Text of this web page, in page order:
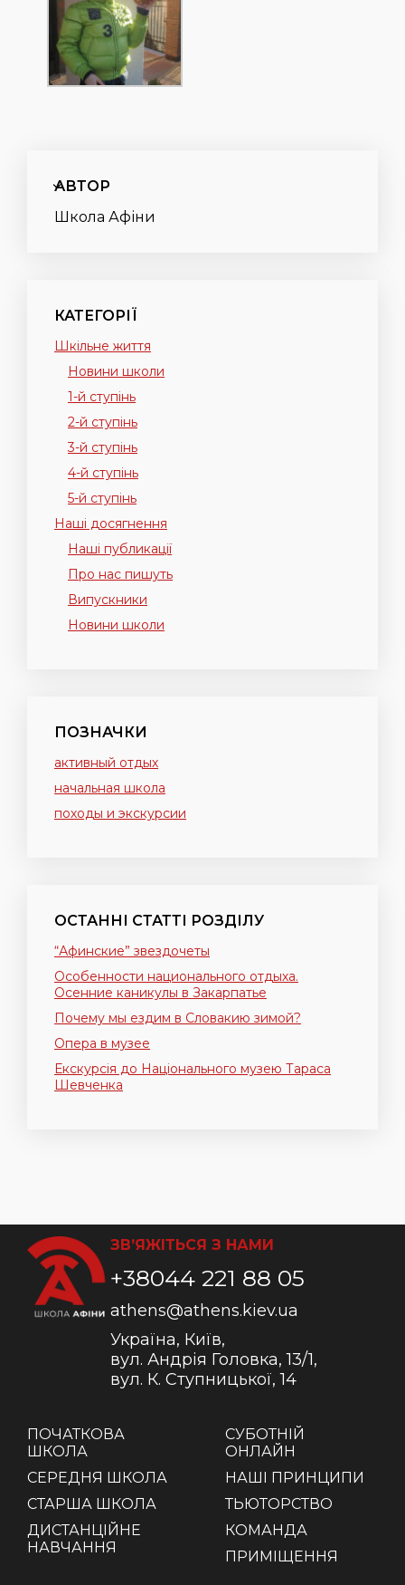
АВТОР
Школа Афіни
КАТЕГОРІЇ
Шкільне життя
Новини школи
1-й ступінь
2-й ступінь
3-й ступінь
4-й ступінь
5-й ступінь
Наші досягнення
Наші публикації
Про нас пишуть
Випускники
Новини школи
ПОЗНАЧКИ
активный отдых
начальная школа
походы и экскурсии
ОСТАННІ СТАТТІ РОЗДІЛУ
“Афинские” звездочеты
Особенности национального отдыха.
Осенние каникулы в Закарпатье
Почему мы ездим в Словакию зимой?
Опера в музее
Екскурсія до Національного музею Тараса
Шевченка
ПОЧАТКОВА
ШКОЛА
СЕРЕДНЯ ШКОЛА
СТАРША ШКОЛА
ДИСТАНЦІЙНЕ
НАВЧАННЯ
СУБОТНІЙ
ОНЛАЙН
НАШІ ПРИНЦИПИ
ТЬЮТОРСТВО
КОМАНДА
ПРИМІЩЕННЯ
ЗВ’ЯЖІТЬСЯ З НАМИ
+38044 221 88 05
athens@athens.kiev.ua
Україна, Київ,
вул. Андрія Головка, 13/1,
вул. К. Ступницької, 14